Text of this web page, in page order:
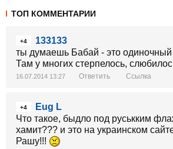
ТОП КОММЕНТАРИИ
+4
133133
ты думаешь Бабай - это одиночный
Там у многих стерпелось,
16.07.2014 13:27 Ответить Ссылка
+4
Eug L
Что такое, быдло под руськким
хамит??? и это на украинском
Рашу!!!